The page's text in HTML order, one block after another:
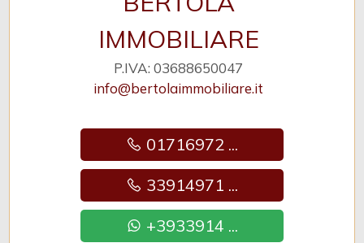
IMMOBILIARE
P.IVA: 03688650047
info@bertolaimmobiliare.it
01716972 ...
33914971 ...
+3933914 ...